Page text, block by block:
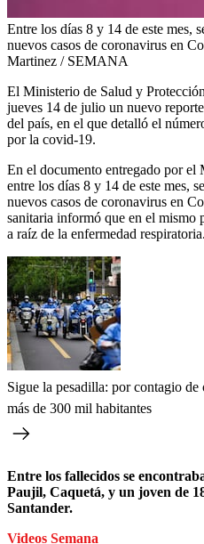
Entre los días 8 y 14 de este mes,
nuevos casos de coronavirus en
Martinez / SEMANA
El Ministerio de Salud y
jueves 14 de julio un nuevo
del país, en el que detalló el
por la covid-19.
En el documento entregado por el
entre los días 8 y 14 de este mes,
nuevos casos de coronavirus en
sanitaria informó que en el mismo
a raíz de la enfermedad respiratoria.
Sigue la pesadilla: por contagio
más de 300 mil habitantes
Entre los fallecidos se
Paujil, Caquetá, y un joven de
Santander.
Videos Semana